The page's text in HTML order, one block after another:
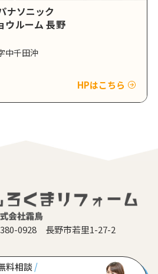
ナソニック
ウルーム 長野
中千田沖
HPはこちら
0928 長野市若里1-27-2
料相談/